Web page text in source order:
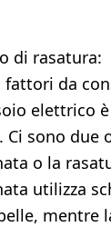
di rasatura:
da
elettrico
Ci sono due
o la
utilizza
mentre